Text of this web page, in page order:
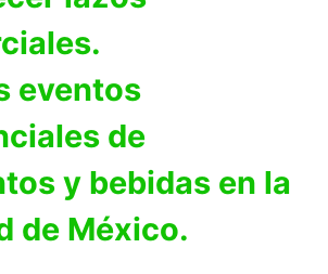
eventos
de
y bebidas en la
de México.